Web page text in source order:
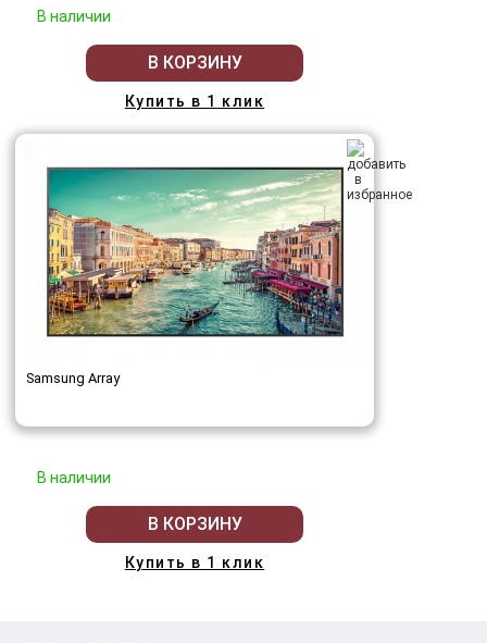
В наличии
В КОРЗИНУ
Купить в 1 клик
Samsung Array
В наличии
В КОРЗИНУ
Купить в 1 клик